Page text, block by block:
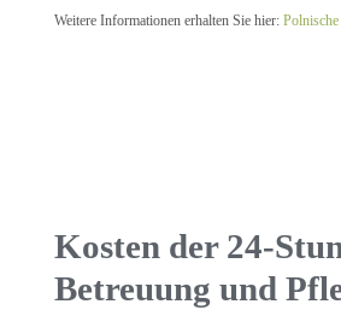
Weitere Informationen erhalten Sie hier:
Kosten der 24-
Betreuung und